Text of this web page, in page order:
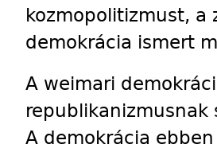
kozmopolitizmust, a
demokrácia ismert
A weimari
A demokrácia